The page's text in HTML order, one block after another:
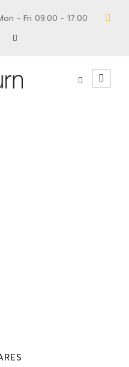
- Fri 09:00 - 17:00